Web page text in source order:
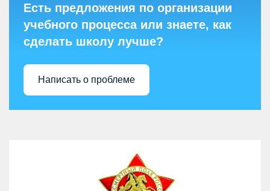
Есть предложения по организации
учебного процесса или знаете, как
сделать школу лучше?
Написать о проблеме